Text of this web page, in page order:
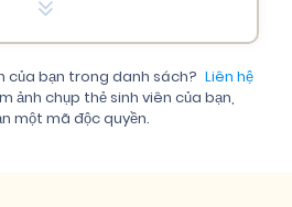
của bạn trong danh sách? Liên hệ
ảnh chụp thẻ sinh viên của bạn,
một mã độc quyền.